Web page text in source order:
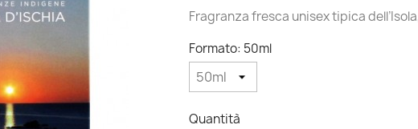
Fragranza fresca unisex tipica
Formato: 50ml
Quantità